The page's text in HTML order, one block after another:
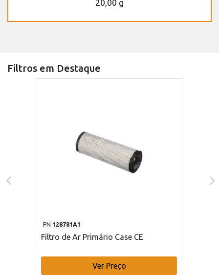
20,00 g
Filtros em Destaque
PN 128781A1
Filtro de Ar Primário Case CE
Ver Preço